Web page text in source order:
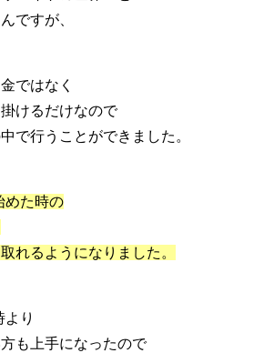
ですが、
ではなく
けるだけなので
で行うことができました。
めた時の
れるようになりました。
り
も上手になったので